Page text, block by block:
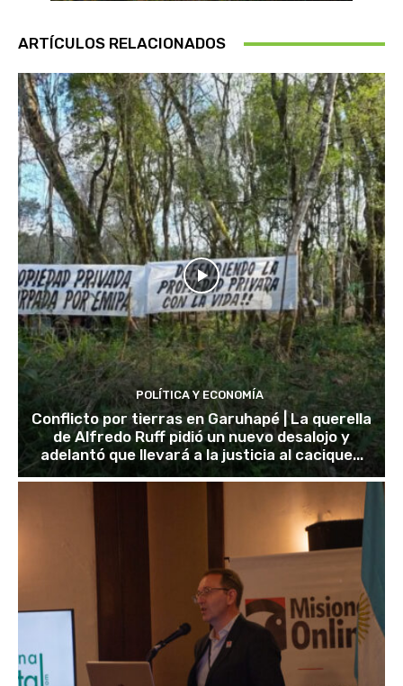
ARTÍCULOS RELACIONADOS
POLÍTICA Y ECONOMÍA
Conflicto por tierras en Garuhapé | La querella
de Alfredo Ruff pidió un nuevo desalojo y
adelantó que llevará a la justicia al cacique...